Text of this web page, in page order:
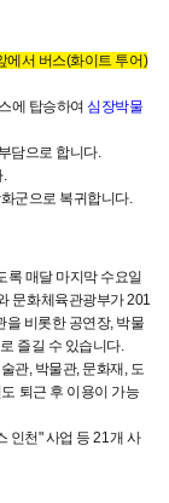
에서 버스(화이트 투어)
에 탑승하여심장박물
담으로 합니다.
군으로 복귀합니다.
록 매달 마지막 수요일
문화체육관광부가201
을 비롯한 공연장, 박물
즐길 수 있습니다.
관, 박물관, 문화재 도
퇴근 후 이용이 가능
인천"사업 등 21 개 사